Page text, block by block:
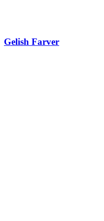
Gelish Farver